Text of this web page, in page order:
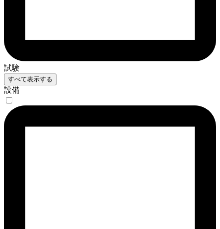
試験
すべて表示する
設備